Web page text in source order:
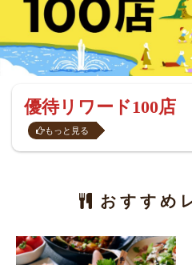
優待リワード100店
もっと見る
おすすめ